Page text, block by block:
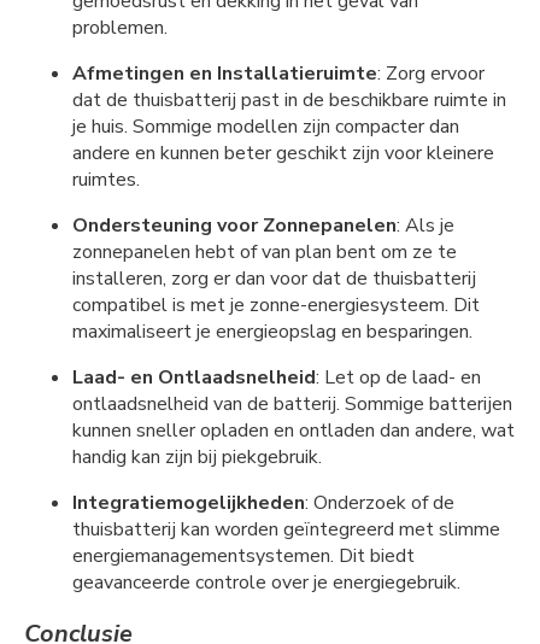
problemen.
Afmetingen en Installatieruimte: Zorg ervoor
dat de thuisbatterij past in de beschikbare ruimte in
je huis. Sommige modellen zijn compacter dan
andere en kunnen beter geschikt zijn voor kleinere
ruimtes.
Ondersteuning voor Zonnepanelen: Als je
zonnepanelen hebt of van plan bent om ze te
installeren, zorg er dan voor dat de thuisbatterij
compatibel is met je zonne-energiesysteem. Dit
maximaliseert je energieopslag en besparingen.
Laad- en Ontlaadsnelheid: Let op de laad- en
ontlaadsnelheid van de batterij. Sommige batterijen
kunnen sneller opladen en ontladen dan andere, wat
handig kan zijn bij piekgebruik.
Integratiemogelijkheden: Onderzoek of de
thuisbatterij kan worden geïntegreerd met slimme
energiemanagementsystemen. Dit biedt
geavanceerde controle over je energiegebruik.
Conclusie